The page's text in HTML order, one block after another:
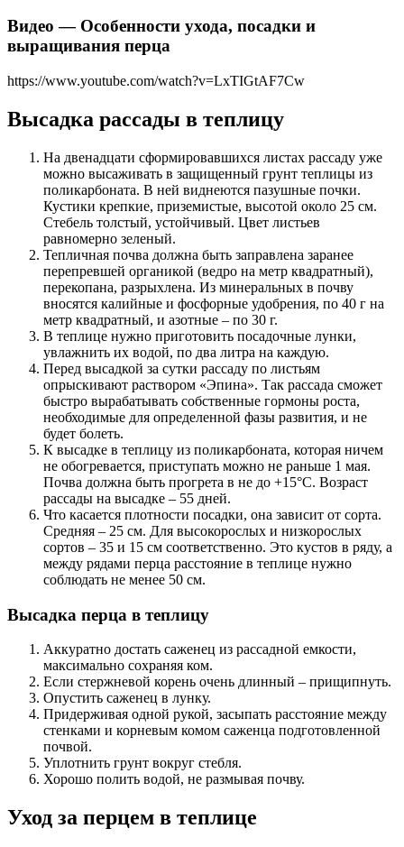
Видео — Особенности ухода, посадки и
выращивания перца
https://www.youtube.com/watch?v=LxTIGtAF7Cw
Высадка рассады в теплицу
На двенадцати сформировавшихся листах рассаду уже
можно высаживать в защищенный грунт теплицы из
поликарбоната. В ней виднеются пазушные почки.
Кустики крепкие, приземистые, высотой около 25 см.
Стебель толстый, устойчивый. Цвет листьев
равномерно зеленый.
Тепличная почва должна быть заправлена заранее
перепревшей органикой (ведро на метр квадратный),
перекопана, разрыхлена. Из минеральных в почву
вносятся калийные и фосфорные удобрения, по 40 г на
метр квадратный, и азотные – по 30 г.
В теплице нужно приготовить посадочные лунки,
увлажнить их водой, по два литра на каждую.
Перед высадкой за сутки рассаду по листьям
опрыскивают раствором «Эпина». Так рассада сможет
быстро вырабатывать собственные гормоны роста,
необходимые для определенной фазы развития, и не
будет болеть.
К высадке в теплицу из поликарбоната, которая ничем
не обогревается, приступать можно не раньше 1 мая.
Почва должна быть прогрета в не до +15°С. Возраст
рассады на высадке – 55 дней.
Что касается плотности посадки, она зависит от сорта.
Средняя – 25 см. Для высокорослых и низкорослых
сортов – 35 и 15 см соответственно. Это кустов в ряду, а
между рядами перца расстояние в теплице нужно
соблюдать не менее 50 см.
Высадка перца в теплицу
Аккуратно достать саженец из рассадной емкости,
максимально сохраняя ком.
Если стержневой корень очень длинный – прищипнуть.
Опустить саженец в лунку.
Придерживая одной рукой, засыпать расстояние между
стенками и корневым комом саженца подготовленной
почвой.
Уплотнить грунт вокруг стебля.
Хорошо полить водой, не размывая почву.
Уход за перцем в теплице